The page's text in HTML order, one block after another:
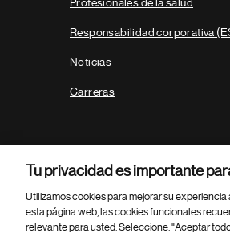
Profesionales de la salud
Responsabilidad corporativa
Noticias
Carreras
Parte
© 2026 Novartis AG
Tu privacidad es importante
Utilizamos cookies para mejorar su
esta página web, las cookies funcionales
relevante para usted. Seleccione: "Aceptar